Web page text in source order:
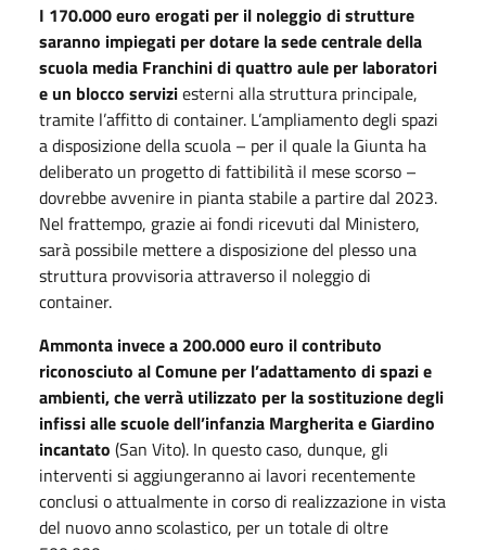
I 170.000 euro erogati per il noleggio di strutture
saranno impiegati per dotare la sede centrale della
scuola media Franchini di quattro aule per laboratori
e un blocco serviziesterni alla struttura principale,
tramite l’affitto di container. L’ampliamento degli spazi
a disposizione della scuola – per il quale la Giunta ha
deliberato un progetto di fattibilità il mese scorso –
dovrebbe avvenire in pianta stabile a partire dal 2023.
Nel frattempo, grazie ai fondi ricevuti dal Ministero,
sarà possibile mettere a disposizione del plesso una
struttura provvisoria attraverso il noleggio di
container.
Ammonta invece a 200.000 euro il contributo
riconosciuto al Comune per l’adattamento di spazi e
ambienti, che verrà utilizzato per la sostituzione degli
infissi alle scuole dell’infanzia Margheritae Giardino
incantato (San Vito). In questo caso, dunque, gli
interventi si aggiungeranno ai lavori recentemente
conclusi o attualmente in corso di realizzazione in vista
del nuovo anno scolastico, per un totale di oltre